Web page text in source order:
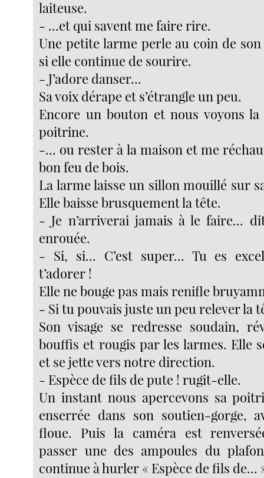
laiteuse.
- ...et qui savent me faire rire.
Une petite larme perle au coin de
si elle continue de sourire.
- J’adore danser...
Sa voix dérape et s’étrangle un peu.
Encore un bouton et nous voyons la
poitrine.
-... ou rester à la maison et me
bon feu de bois.
La larme laisse un sillon mouillé sur
Elle baisse brusquement la tête.
- Je n’arriverai jamais à le faire...
enrouée.
- Si, si... C’est super... Tu es
t’adorer !
Elle ne bouge pas mais renifle
- Si tu pouvais juste un peu relever la
Son visage se redresse soudain,
bouffis et rougis par les larmes. Elle
et se jette vers notre direction.
- Espèce de fils de pute ! rugit-elle.
Un instant nous apercevons sa
enserrée dans son soutien-gorge,
floue. Puis la caméra est
passer une des ampoules du
continue à hurler « Espèce de fils de...